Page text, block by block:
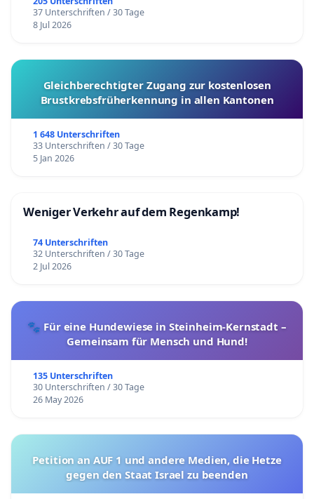
37 Unterschriften / 30 Tage
8 Jul 2026
Gleichberechtigter Zugang zur kostenlosen
Brustkrebsfrüherkennung in allen Kantonen
1 648 Unterschriften
33 Unterschriften / 30 Tage
5 Jan 2026
Weniger Verkehr auf dem Regenkamp!
74 Unterschriften
32 Unterschriften / 30 Tage
2 Jul 2026
🐾 Für eine Hundewiese in Steinheim-Kernstadt –
Gemeinsam für Mensch und Hund!
135 Unterschriften
30 Unterschriften / 30 Tage
26 May 2026
Petition an AUF 1 und andere Medien, die Hetze
gegen den Staat Israel zu beenden